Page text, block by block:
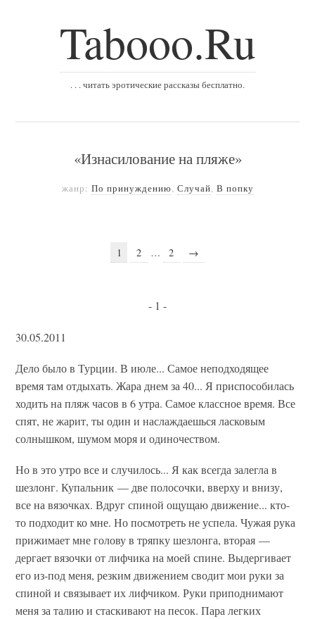
Tabooo.Ru
. . . читать эротические рассказы бесплатно.
«Изнасилование на пляже»
жанр: По принуждению, Случай, В попку
1 2 … 2 →
- 1 -
30.05.2011
Дело было в Турции. В июле... Самое неподходящее
время там отдыхать. Жара днем за 40... Я приспособилась
ходить на пляж часов в 6 утра. Самое классное время. Все
спят, не жарит, ты один и наслаждаешься ласковым
солнышком, шумом моря и одиночеством.
Но в это утро все и случилось... Я как всегда залегла в
шезлонг. Купальник — две полосочки, вверху и внизу,
все на вязочках. Вдруг спиной ощущаю движение... кто-
то подходит ко мне. Но посмотреть не успела. Чужая рука
прижимает мне голову в тряпку шезлонга, вторая —
дергает вязочки от лифчика на моей спине. Выдергивает
его из-под меня, резким движением сводит мои руки за
спиной и связывает их лифчиком. Руки приподнимают
меня за талию и стаскивают на песок. Пара легких